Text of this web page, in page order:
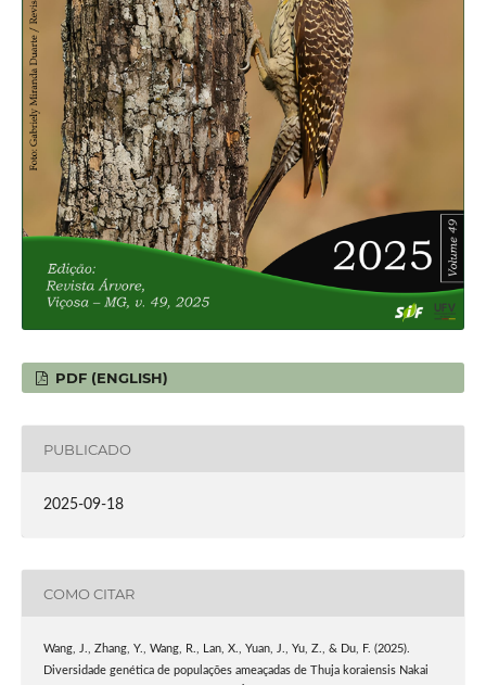
PDF (ENGLISH)
PUBLICADO
2025-09-18
COMO CITAR
Wang, J., Zhang, Y., Wang, R., Lan, X., Yuan, J., Yu, Z., & Du, F. (2025).
Diversidade genética de populações ameaçadas de Thuja koraiensis Nakai